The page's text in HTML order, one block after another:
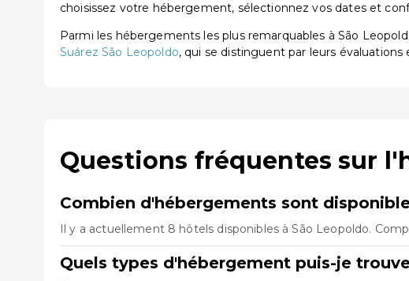
choisissez votre hébergement, sélectionnez vos dates et
Parmi les hébergements les plus remarquables à São
Suárez São Leopoldo, qui se distinguent par leurs évaluations
Questions fréquentes sur
Combien d'hébergements sont
Il y a actuellement 8 hôtels disponibles à São Leopoldo.
Quels types d'hébergement puis-je